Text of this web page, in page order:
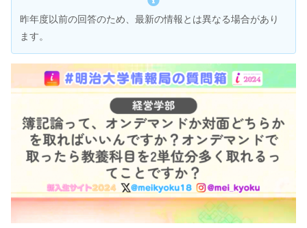
昨年度以前の回答のため、最新の情報とは異なる場合があり
ます。